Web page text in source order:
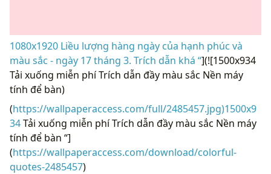
1080x1920 Liều lượng hàng ngày của hạnh phúc và
màu sắc - ngày 17 tháng 3. Trích dẫn khá “](![1500x934
Tải xuống miễn phí Trích dẫn đầy màu sắc Nền máy
tính để bàn)
(https://wallpaperaccess.com/full/2485457.jpg)1500x9
34Tải xuống miễn phí Trích dẫn đầy màu sắc Nền máy
tính để bàn “]
(https://wallpaperaccess.com/download/colorful-
quotes-2485457)